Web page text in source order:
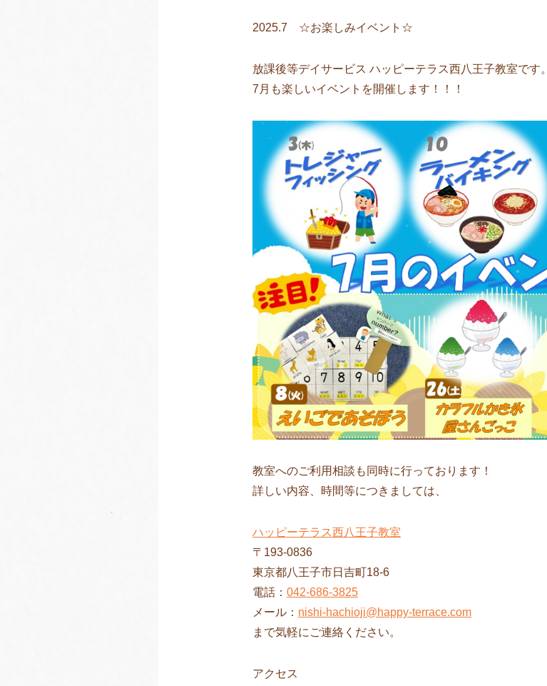
2025.7 ☆お楽しみイベント☆
放課後等デイサービス ハッピーテラス西八王子教室です。
7月も楽しいイベントを開催します！！！
教室へのご利用相談も同時に行っております！
詳しい内容、時間等につきましては、
ハッピーテラス西八王子教室
〒193-0836
東京都八王子市日吉町18-6
電話： 042-686-3825
メール： nishi-hachioji@happy-terrace.com
まで気軽にご連絡ください。
アクセス